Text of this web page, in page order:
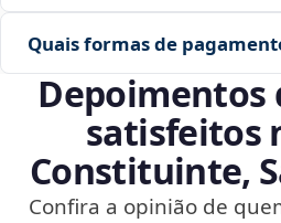
Quais formas de
Depoimentos
satisfeitos
Constituinte,
Confira a opinião de